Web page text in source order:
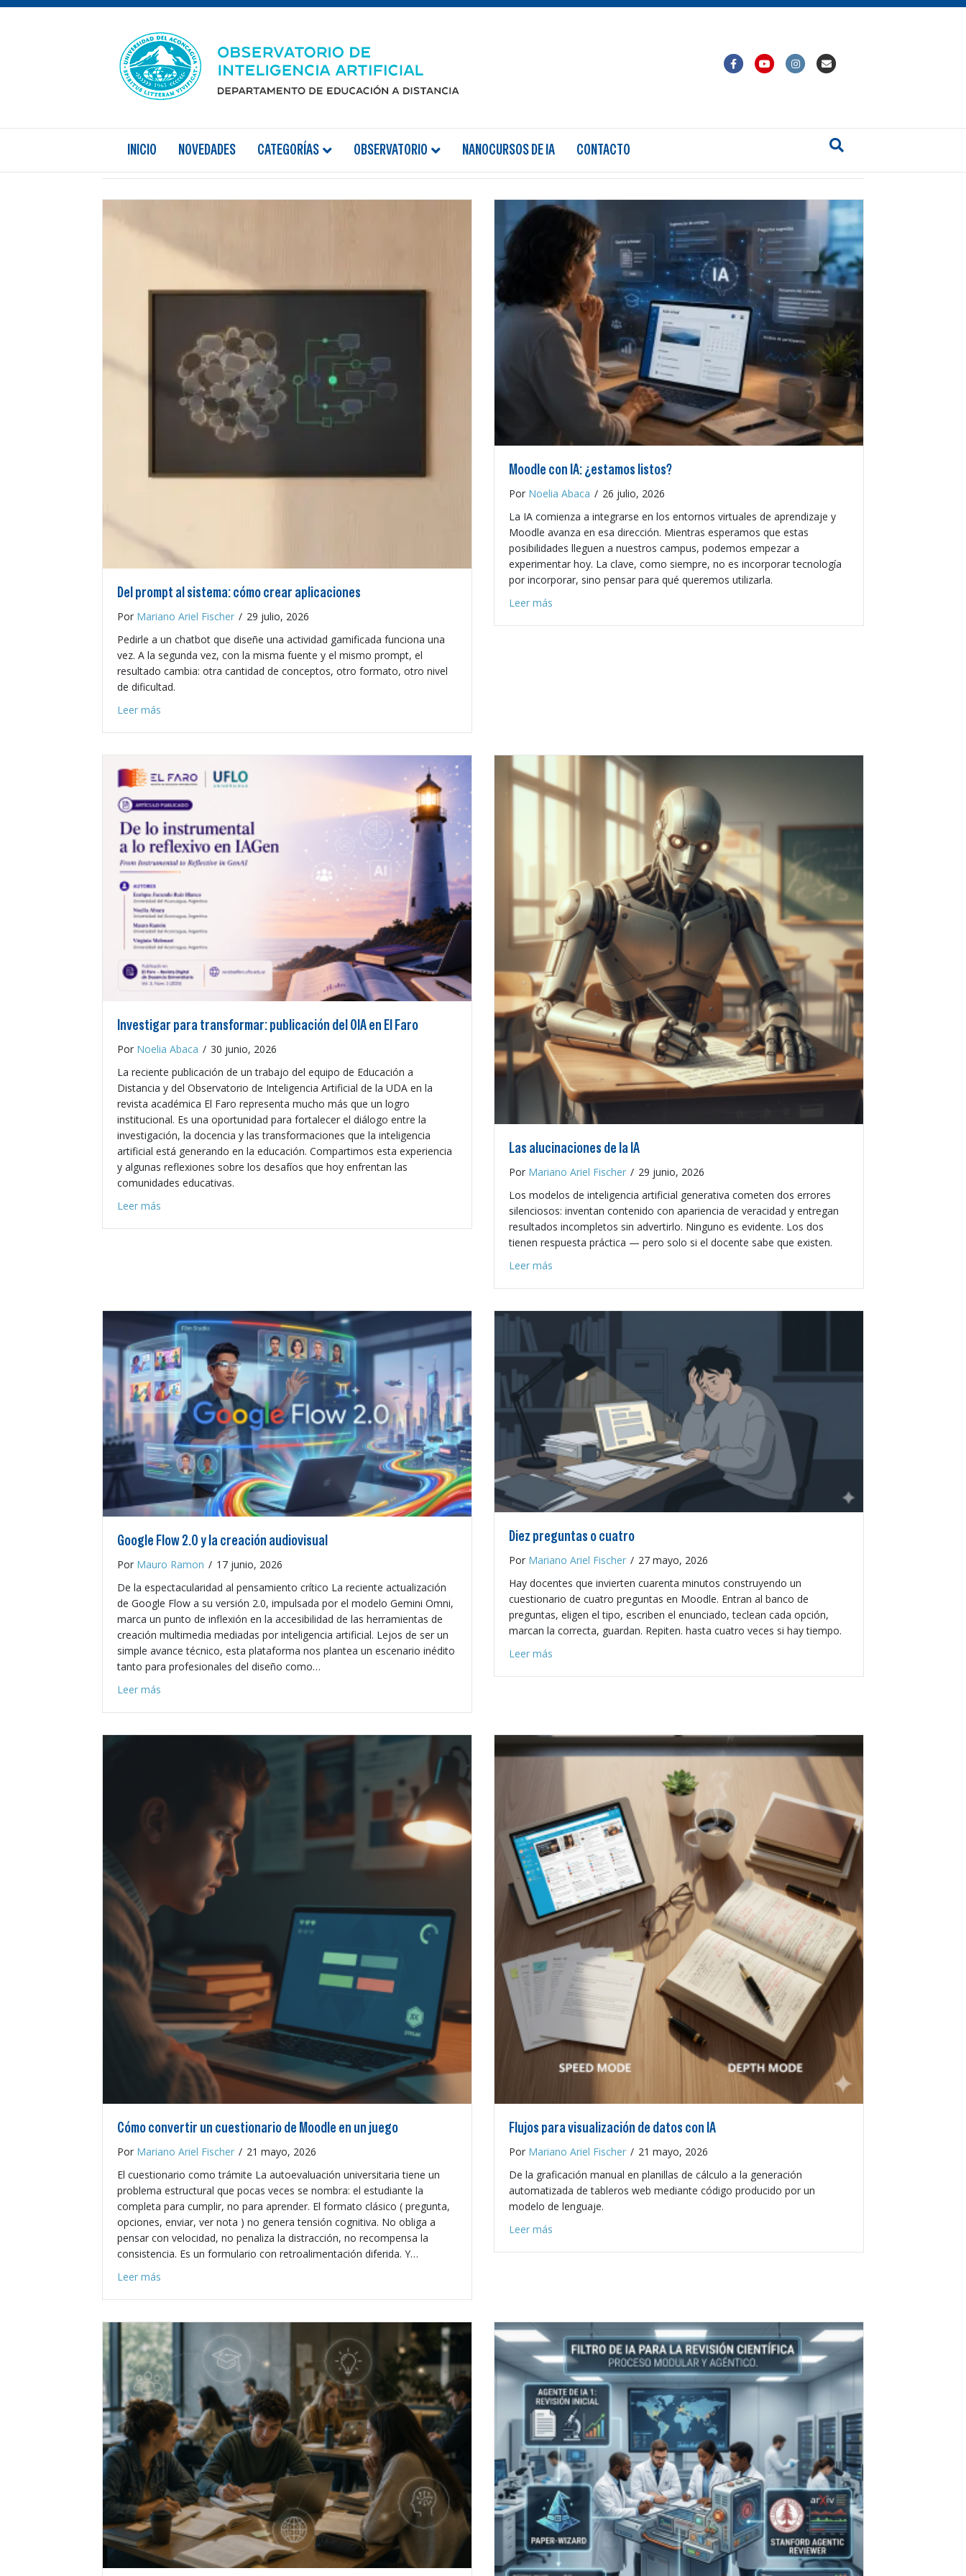
FacebookYoutube Instagram
INICIO NOVEDADES CATEGORÍAS OBSERVATORIO NANOCURSOS DE IA CONTACTO
IAGenerativa
Del prompt al sistema: cómo crear aplicaciones
Por Mariano Ariel Fischer / 29 julio, 2026
Pedirle a un chatbot que diseñe una actividad gamificada funciona una
vez. A la segunda vez, con la misma fuente y el mismo prompt, el
resultado cambia: otra cantidad de conceptos, otro formato, otro nivel
de dificultad.
Leer más
Moodle con IA: ¿estamos listos?
Por Noelia Abaca / 26 julio, 2026
La IA comienza a integrarse en los entornos virtuales de aprendizaje y
Moodle avanza en esa dirección. Mientras esperamos que estas
posibilidades lleguen a nuestros campus, podemos empezar a
experimentar hoy. La clave, como siempre, no es incorporar tecnología
por incorporar, sino pensar para qué queremos utilizarla.
Leer más
Investigar para transformar: publicación del OIA en El Faro
Por Noelia Abaca / 30 junio, 2026
La reciente publicación de un trabajo del equipo de Educación a
Distancia y del Observatorio de Inteligencia Artificial de la UDA en la
revista académica El Faro representa mucho más que un logro
institucional. Es una oportunidad para fortalecer el diálogo entre la
investigación, la docencia y las transformaciones que la inteligencia
artificial está generando en la educación. Compartimos esta experiencia
y algunas reflexiones sobre los desafíos que hoy enfrentan las
comunidades educativas.
Leer más
Las alucinaciones de la IA
Por Mariano Ariel Fischer / 29 junio, 2026
Los modelos de inteligencia artificial generativa cometen dos errores
silenciosos: inventan contenido con apariencia de veracidad y entregan
resultados incompletos sin advertirlo. Ninguno es evidente. Los dos
tienen respuesta práctica — pero solo si el docente sabe que existen.
Leer más
Google Flow 2.0 y la creación audiovisual
Por Mauro Ramon / 17 junio, 2026
De la espectacularidad al pensamiento crítico La reciente actualización
de Google Flow a su versión 2.0, impulsada por el modelo Gemini Omni,
marca un punto de inflexión en la accesibilidad de las herramientas de
creación multimedia mediadas por inteligencia artificial. Lejos de ser un
simple avance técnico, esta plataforma nos plantea un escenario inédito
tanto para profesionales del diseño como…
Leer más
Diez preguntas o cuatro
Por Mariano Ariel Fischer / 27 mayo, 2026
Hay docentes que invierten cuarenta minutos construyendo un
cuestionario de cuatro preguntas en Moodle. Entran al banco de
preguntas, eligen el tipo, escriben el enunciado, teclean cada opción,
marcan la correcta, guardan. Repiten. hasta cuatro veces si hay tiempo.
Leer más
Cómo convertir un cuestionario de Moodle en un juego
Por Mariano Ariel Fischer / 21 mayo, 2026
El cuestionario como trámite La autoevaluación universitaria tiene un
problema estructural que pocas veces se nombra: el estudiante la
completa para cumplir, no para aprender. El formato clásico ( pregunta,
opciones, enviar, ver nota ) no genera tensión cognitiva. No obliga a
pensar con velocidad, no penaliza la distracción, no recompensa la
consistencia. Es un formulario con retroalimentación diferida. Y…
Leer más
Flujos para visualización de datos con IA
Por Mariano Ariel Fischer / 21 mayo, 2026
De la graficación manual en planillas de cálculo a la generación
automatizada de tableros web mediante código producido por un
modelo de lenguaje.
Leer más